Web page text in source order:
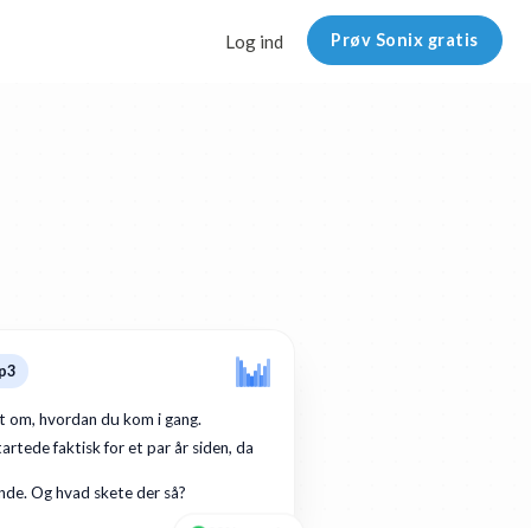
Log ind Prøv Sonix gratis
hvordan du kom i gang.
faktisk for et par år siden, da
Og hvad skete der så?